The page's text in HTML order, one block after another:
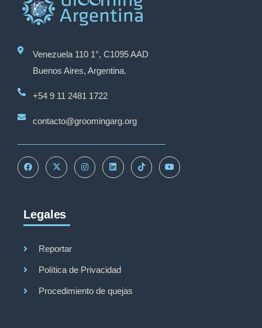
Venezuela 110 1°, C1095 AAD
Buenos Aires, Argentina.
+54 9 11 2481 1722
contacto@groomingarg.org
Legales
Reportar
Política de Privacidad
Procedimiento de quejas